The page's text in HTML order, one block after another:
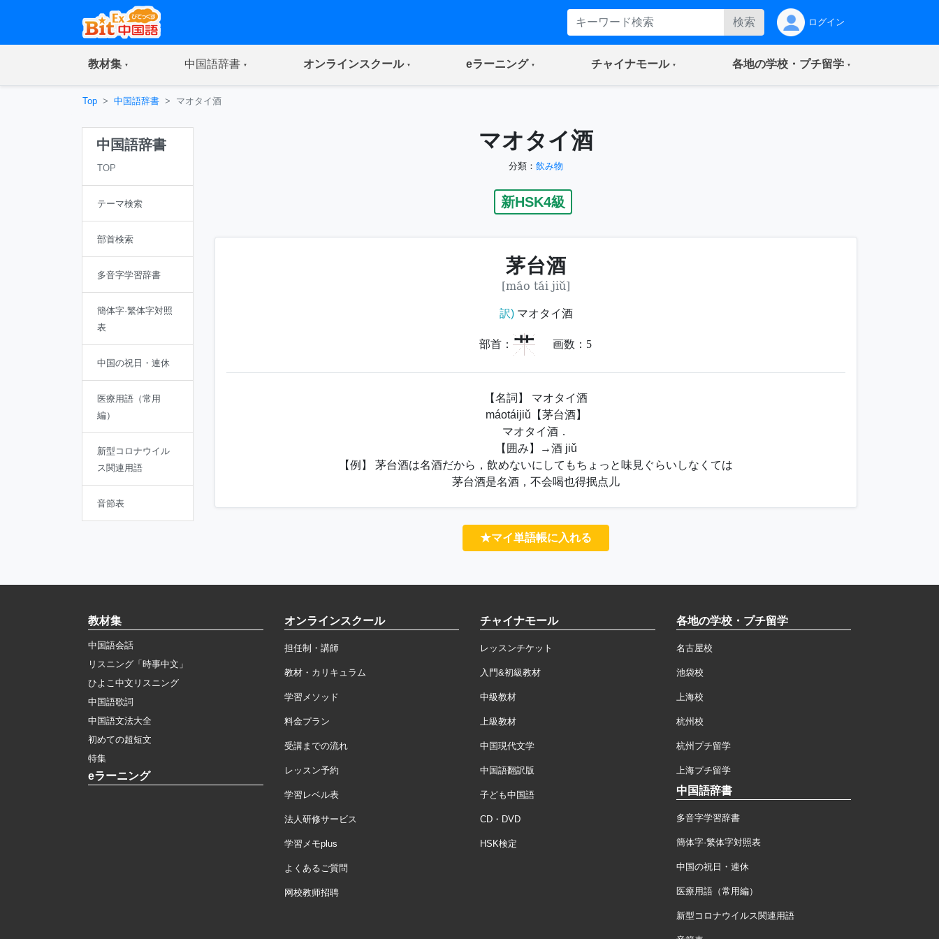
検索 ログイン
教材集(current) 中国語辞書(current) オンラインスクール(current) eラーニング(current) チャイナモール(current) 各地の学校・プチ留学(current)
Top 中国語辞書 マオタイ酒
中国語辞書
TOP
テーマ検索
部首検索
多音字学習辞書
簡体字·繁体字対照
表
中国の祝日・連休
医療用語（常用
編）
新型コロナウイル
ス関連用語
音節表
マオタイ酒
分類： 飲み物
新HSK4級
茅台酒
[máo tái jiǔ]
訳)マオタイ酒
部首： 艹 画数： 5
【名詞】 マオタイ酒
máotáijiǔ【茅台酒】
マオタイ酒．
【囲み】→酒 jiǔ
【例】 茅台酒は名酒だから，飲めないにしてもちょっと味見ぐらいしなくては
茅台酒是名酒，不会喝也得抿点儿
★マイ単語帳に入れる
教材集
中国語会話
リスニング「時事中文」
ひよこ中文リスニング
中国語歌詞
中国語文法大全
初めての超短文
特集
eラーニング
オンラインスクール
担任制・講師
教材・カリキュラム
学習メソッド
料金プラン
受講までの流れ
レッスン予約
学習レベル表
法人研修サービス
学習メモplus
よくあるご質問
网校教师招聘
チャイナモール
レッスンチケット
入門&初級教材
中級教材
上級教材
中国現代文学
中国語翻訳版
子ども中国語
CD・DVD
HSK検定
各地の学校・プチ留学
名古屋校
池袋校
上海校
杭州校
杭州プチ留学
上海プチ留学
中国語辞書
多音字学習辞書
簡体字·繁体字対照表
中国の祝日・連休
医療用語（常用編）
新型コロナウイルス関連用語